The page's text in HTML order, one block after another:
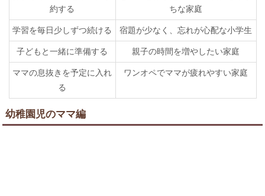
約する
ちな家庭
学習を毎日少しずつ続ける 宿題が少なく、忘れが心配な小学生
子どもと一緒に準備する 親子の時間を増やしたい家庭
ママの息抜きを予定に入れ
る
ワンオペでママが疲れやすい家庭
幼稚園児のママ編